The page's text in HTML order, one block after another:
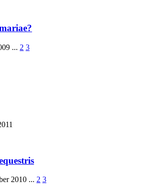
... 2 3
2010 ... 2 3